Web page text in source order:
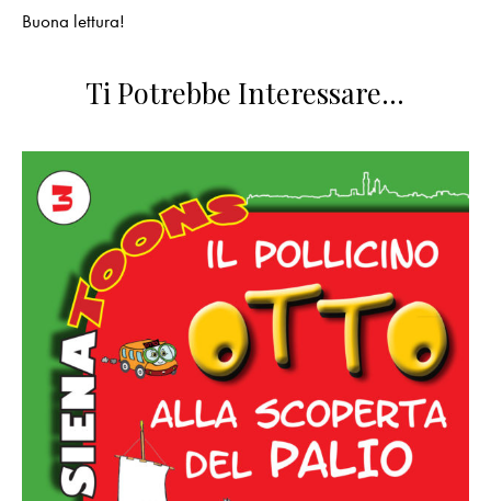
Buona lettura!
Ti Potrebbe Interessare…